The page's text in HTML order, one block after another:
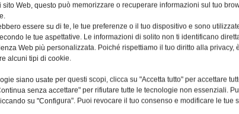
Web, questo può memorizzare o recuperare informazioni sul tuo
essere su di te, le tue preferenze o il tuo dispositivo e sono
le tue aspettative. Le informazioni di solito non ti identificano
Web più personalizzata. Poiché rispettiamo il tuo diritto alla privacy,
alcuni tipi di cookie.
siano usate per questi scopi, clicca su "Accetta tutto" per accettare
senza accettare" per rifiutare tutte le tecnologie non essenziali.
su "Configura". Puoi revocare il tuo consenso e modificare le tue
in Amore, e diventi tu stesso Amore incarnato.
è potente ed arriva al Cuore di Gesù
risposta al “perché proprio a te”. Non ce l’ho e
Sue mani, e che Tu sei nel Suo Cuore,
Voglio dirti grazie per il tuo esempio e